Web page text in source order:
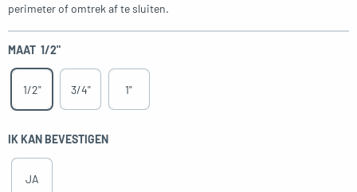
perimeter of omtrek af te sluiten.
MAAT 1/2"
1/2" 3/4" 1"
IK KAN BEVESTIGEN
JA
menu